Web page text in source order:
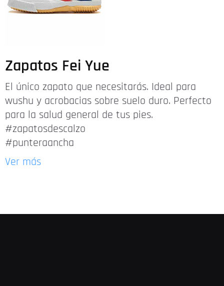
Zapatos Fei Yue
El único zapato que necesitarás. Ideal para
wushu y acrobacias sobre suelo duro. Perfecto
para la salud general de tus pies.
#zapatosdescalzo
#punteraancha
Ver más